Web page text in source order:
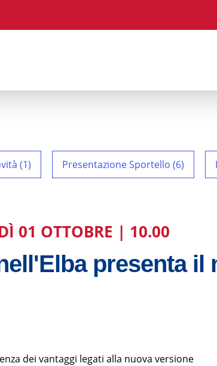
(1) Presentazione Sportello (6)
01 OTTOBRE | 10.00
presenta il
dei vantaggi legati alla nuova versione